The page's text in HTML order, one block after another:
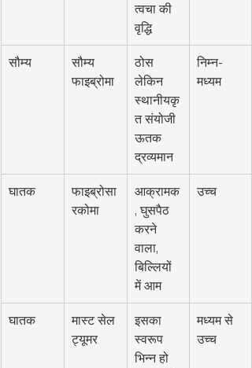
त्वचा की
वृद्धि
सौम्य
सौम्य
फाइब्रोमा
ठोस
लेकिन
स्थानीयकृ
त संयोजी
ऊतक
द्रव्यमान
निम्न-
मध्यम
घातक
फाइब्रोसा
रकोमा
आक्रामक
, घुसपैठ
करने
वाला,
बिल्लियों
में आम
उच्च
घातक
मास्ट सेल
ट्यूमर
इसका
स्वरूप
भिन्न हो
मध्यम से
उच्च